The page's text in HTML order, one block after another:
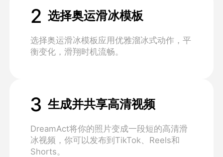
2 选择奥运滑冰模板
选择奥运滑冰模板应用优雅溜冰式动作，平
衡变化，滑翔时机流畅。
3 生成并共享高清视频
DreamAct将你的照片变成一段短的高清滑
冰视频，你可以发布到TikTok、Reels和
Shorts。